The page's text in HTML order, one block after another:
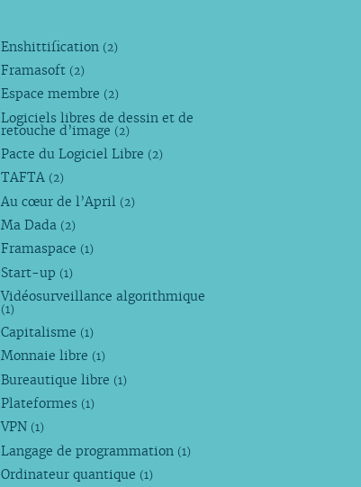
Enshittification (2)
Framasoft (2)
Espace membre (2)
Logiciels libres de dessin et de
retouche d’image (2)
Pacte du Logiciel Libre (2)
TAFTA (2)
Au cœur de l’April (2)
Ma Dada (2)
Framaspace (1)
Start-up (1)
Vidéosurveillance algorithmique
(1)
Capitalisme (1)
Monnaie libre (1)
Bureautique libre (1)
Plateformes (1)
VPN (1)
Langage de programmation (1)
Ordinateur quantique (1)